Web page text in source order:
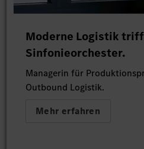
Moderne Logistik
Sinfonieorchester.
Managerin für
Outbound Logistik.
Mehr erfahren